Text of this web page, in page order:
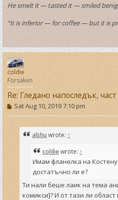
He smelt it — tasted it — smiled
“It is inferior — for coffee — but it is
coldie
Forsaken
Re: Гледано напоследък, част
P
o
s
t
Sat Aug 10, 2019 7:10 pm
alshu wrote: ↑
coldiewrote: ↑
Имам фланелка на
достатъчно ли е?
Ти нали беше лаик на тема
комикси]? И от тази ли